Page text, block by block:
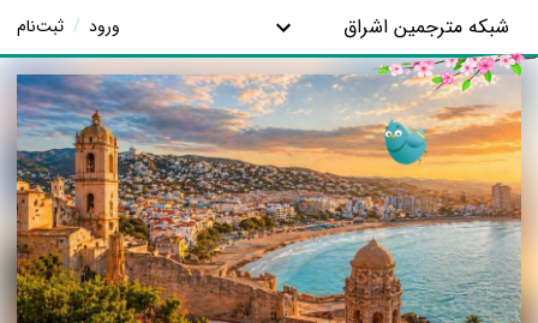
شبکه مترجمین اشراق ورود / ثبت‌نام